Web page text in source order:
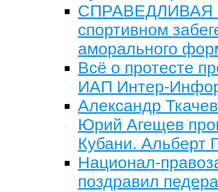
СПРАВЕДЛИВАЯ
спортивном
аморального
Всё о протесте
ИАП Интер-
Александр
Юрий Агещев
Кубани. Альберт
Национал-
поздравил